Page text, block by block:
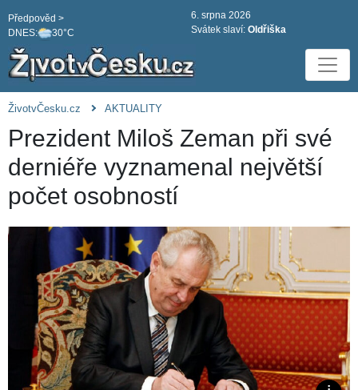
DNES: 30°C
Předpověd >
6. srpna 2026
Svátek slaví: Oldřiška
ŽivotvČesku.cz AKTUALITY
Prezident Miloš Zeman při své
derniéře vyznamenal největší
počet osobností